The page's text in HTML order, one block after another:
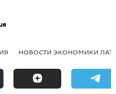
НОВОСТИ ЭКОНОМИКИ